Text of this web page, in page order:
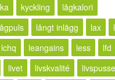
kyckling
lågkalori
långt inlägg lax
lchq leangains less
lfd
livet livskvalité